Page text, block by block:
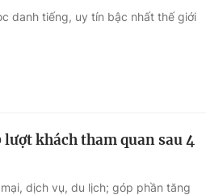
danh tiếng, uy tín bậc nhất thế giới
khách tham quan sau 4
dịch vụ, du lịch; góp phần tăng